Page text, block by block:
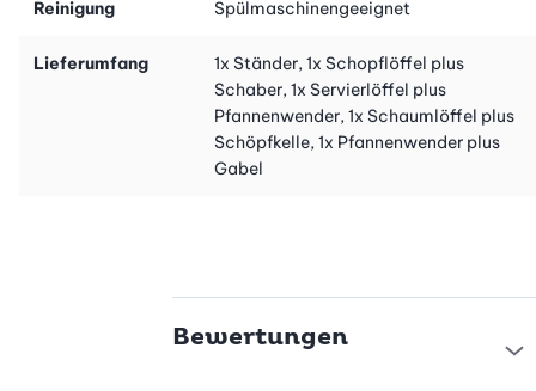
Reinigung Spülmaschinengeeignet
Lieferumfang
1x Ständer, 1x Schopflöffel plus
Schaber, 1x Servierlöffel plus
Pfannenwender, 1x Schaumlöffel plus
Schöpfkelle, 1x Pfannenwender plus
Gabel
Bewertungen